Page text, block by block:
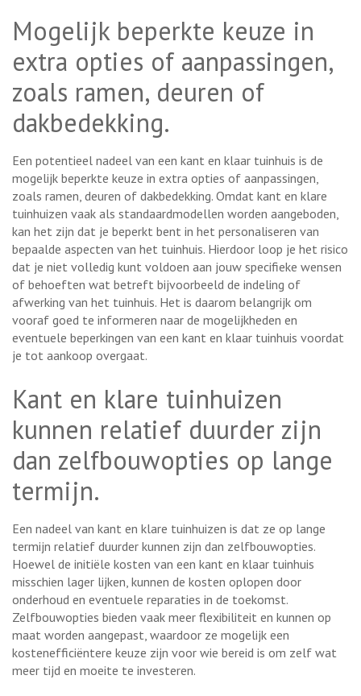
Mogelijk beperkte keuze in
extra opties of aanpassingen,
zoals ramen, deuren of
dakbedekking.
Een potentieel nadeel van een kant en klaar tuinhuis is de
mogelijk beperkte keuze in extra opties of aanpassingen,
zoals ramen, deuren of dakbedekking. Omdat kant en klare
tuinhuizen vaak als standaardmodellen worden aangeboden,
kan het zijn dat je beperkt bent in het personaliseren van
bepaalde aspecten van het tuinhuis. Hierdoor loop je het risico
dat je niet volledig kunt voldoen aan jouw specifieke wensen
of behoeften wat betreft bijvoorbeeld de indeling of
afwerking van het tuinhuis. Het is daarom belangrijk om
vooraf goed te informeren naar de mogelijkheden en
eventuele beperkingen van een kant en klaar tuinhuis voordat
je tot aankoop overgaat.
Kant en klare tuinhuizen
kunnen relatief duurder zijn
dan zelfbouwopties op lange
termijn.
Een nadeel van kant en klare tuinhuizen is dat ze op lange
termijn relatief duurder kunnen zijn dan zelfbouwopties.
Hoewel de initiële kosten van een kant en klaar tuinhuis
misschien lager lijken, kunnen de kosten oplopen door
onderhoud en eventuele reparaties in de toekomst.
Zelfbouwopties bieden vaak meer flexibiliteit en kunnen op
maat worden aangepast, waardoor ze mogelijk een
kostenefficiëntere keuze zijn voor wie bereid is om zelf wat
meer tijd en moeite te investeren.